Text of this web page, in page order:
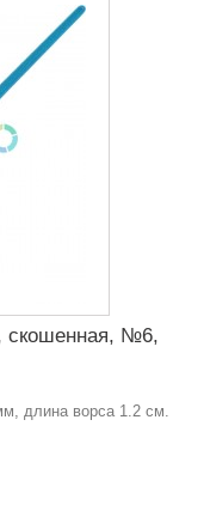
скошенная, №6,
длина ворса 1.2 см.